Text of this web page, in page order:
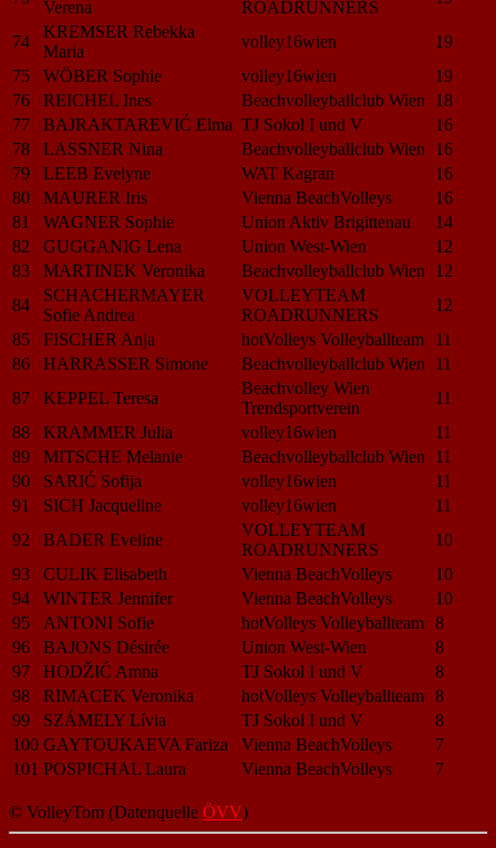
Verena
ROADRUNNERS
74
KREMSER Rebekka
Maria
volley16wien
19
75
WÖBER Sophie volley16wien
19
76
REICHEL Ines Beachvolleyballclub Wien
18
77
BAJRAKTAREVIĆ Elma TJ Sokol I und V
16
78
LASSNER Nina Beachvolleyballclub Wien
16
79
LEEB Evelyne WAT Kagran
16
80
MAURER Iris Vienna BeachVolleys
16
81
WAGNER Sophie Union Aktiv Brigittenau
14
82
GUGGANIG Lena Union West-Wien
12
83
MARTINEK Veronika Beachvolleyballclub Wien
12
84
SCHACHERMAYER
Sofie Andrea
VOLLEYTEAM
ROADRUNNERS
12
85
FISCHER Anja hotVolleys Volleyballteam
11
86
HARRASSER Simone Beachvolleyballclub Wien
11
87
KEPPEL Teresa
Beachvolley Wien
Trendsportverein
11
88
KRAMMER Julia volley16wien
11
89
MITSCHE Melanie Beachvolleyballclub Wien
11
90
SARIĆ Sofija volley16wien
11
91
SICH Jacqueline volley16wien
11
92
BADER Eveline
VOLLEYTEAM
ROADRUNNERS
10
93
CULIK Elisabeth Vienna BeachVolleys
10
94
WINTER Jennifer Vienna BeachVolleys
10
95
ANTONI Sofie hotVolleys Volleyballteam 8
96
BAJONS Désirée Union West-Wien
8
97
HODŽIĆ Amna TJ Sokol I und V
8
98
RIMACEK Veronika hotVolleys Volleyballteam 8
99
SZÁMELY Lívia TJ Sokol I und V
8
100 GAYTOUKAEVA Fariza Vienna BeachVolleys
7
101 POSPICHAL Laura Vienna BeachVolleys 7
© VolleyTom (Datenquelle ÖVV)